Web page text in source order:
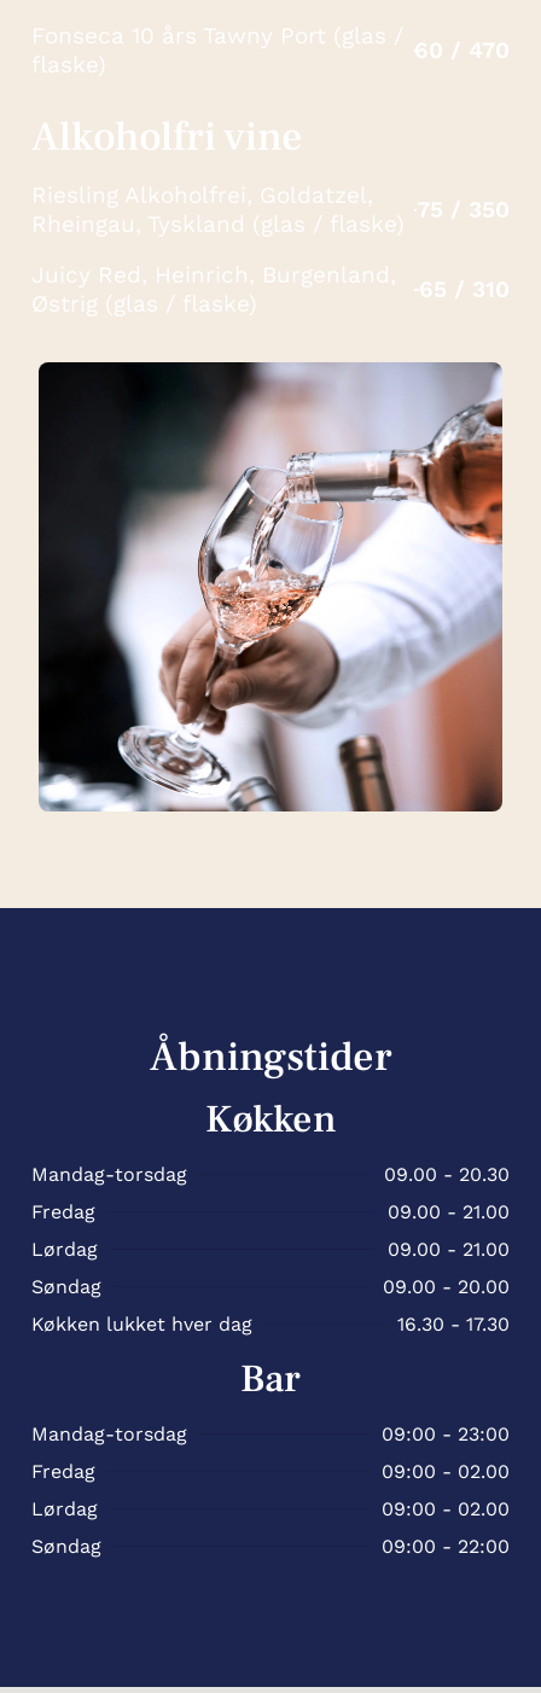
Fonseca 10 års Tawny Port (glas /
flaske)
60 / 470
Alkoholfri vine
Riesling Alkoholfrei, Goldatzel,
Rheingau, Tyskland (glas / flaske)
75 / 350
Juicy Red, Heinrich, Burgenland,
Østrig (glas / flaske)
65 / 310
Åbningstider
Køkken
Mandag-torsdag
09.00 - 20.30
Fredag
09.00 - 21.00
Lørdag
09.00 - 21.00
Søndag
09.00 - 20.00
Køkken lukket hver dag
16.30 - 17.30
Bar
Mandag-torsdag
09:00 - 23:00
Fredag
09:00 - 02.00
Lørdag
09:00 - 02.00
Søndag
09:00 - 22:00